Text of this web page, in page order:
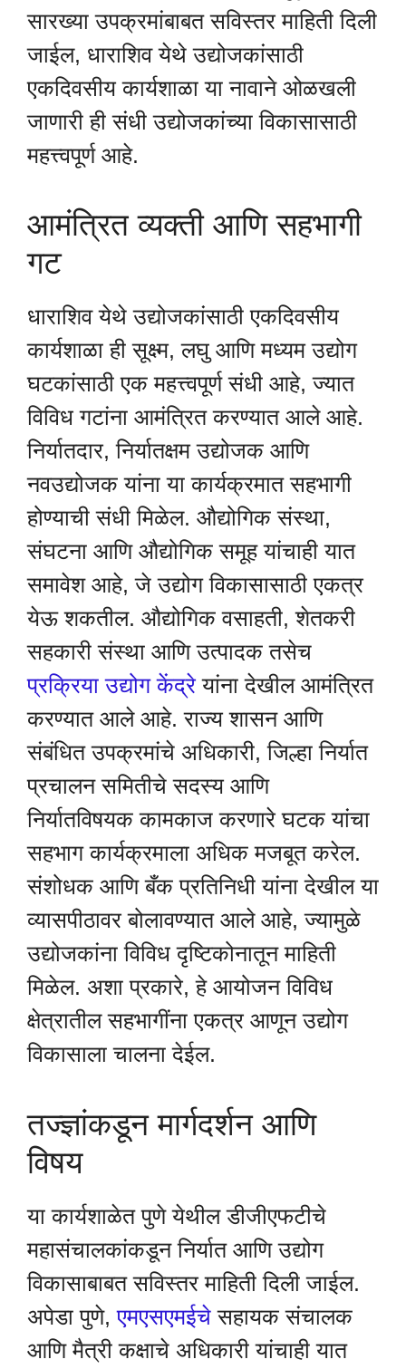
सारख्या उपक्रमांबाबत सविस्तर माहिती दिली
जाईल, धाराशिव येथे उद्योजकांसाठी
एकदिवसीय कार्यशाळा या नावाने ओळखली
जाणारी ही संधी उद्योजकांच्या विकासासाठी
महत्त्वपूर्ण आहे.
आमंत्रित व्यक्ती आणि सहभागी
गट
धाराशिव येथे उद्योजकांसाठी एकदिवसीय
कार्यशाळा ही सूक्ष्म, लघु आणि मध्यम उद्योग
घटकांसाठी एक महत्त्वपूर्ण संधी आहे, ज्यात
विविध गटांना आमंत्रित करण्यात आले आहे.
निर्यातदार, निर्यातक्षम उद्योजक आणि
नवउद्योजक यांना या कार्यक्रमात सहभागी
होण्याची संधी मिळेल. औद्योगिक संस्था,
संघटना आणि औद्योगिक समूह यांचाही यात
समावेश आहे, जे उद्योग विकासासाठी एकत्र
येऊ शकतील. औद्योगिक वसाहती, शेतकरी
सहकारी संस्था आणि उत्पादक तसेच
प्रक्रिया उद्योग केंद्रेयांना देखील आमंत्रित
करण्यात आले आहे. राज्य शासन आणि
संबंधित उपक्रमांचे अधिकारी, जिल्हा निर्यात
प्रचालन समितीचे सदस्य आणि
निर्यातविषयक कामकाज करणारे घटक यांचा
सहभाग कार्यक्रमाला अधिक मजबूत करेल.
संशोधक आणि बँक प्रतिनिधी यांना देखील या
व्यासपीठावर बोलावण्यात आले आहे, ज्यामुळे
उद्योजकांना विविध दृष्टिकोनातून माहिती
मिळेल. अशा प्रकारे, हे आयोजन विविध
क्षेत्रातील सहभागींना एकत्र आणून उद्योग
विकासाला चालना देईल.
तज्ज्ञांकडून मार्गदर्शन आणि
विषय
या कार्यशाळेत पुणे येथील डीजीएफटीचे
महासंचालकांकडून निर्यात आणि उद्योग
विकासाबाबत सविस्तर माहिती दिली जाईल.
अपेडा पुणे,एमएसएमईचे सहायक संचालक
आणि मैत्री कक्षाचे अधिकारी यांचाही यात